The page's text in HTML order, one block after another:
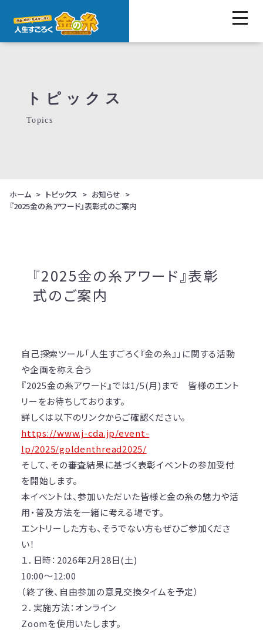
トピックス
Topics
ホーム トピックス
お知らせ
『2025金の糸アワード』表彰式のご案内
『2025金の糸アワード』表彰
式のご案内
自己探索ツール「人生すごろく『金の糸』」に関する活動
や企画を称え合う
『2025金の糸アワード』では1/5(月)まで 皆様のエント
リーをお待ちしております。
詳しくは以下のリンクからご確認ください。
https://www.j-cda.jp/event-
lp/2025/goldenthread2025/
そして、その審査結果に基づく表彰イベントの参加受付
を開始します。
本イベントは、参加いただいた皆様と金の糸の魅力や活
用・普及方法を一緒に考える場です。
エントリーした方も、そうでない方もぜひご参加くださ
い！
１．日時：2026年2月28日(土)
10:00～12:00
（終了後、自由参加の意見交換タイムを予定）
２．実施方法：オンライン
Zoomを使用いたします。